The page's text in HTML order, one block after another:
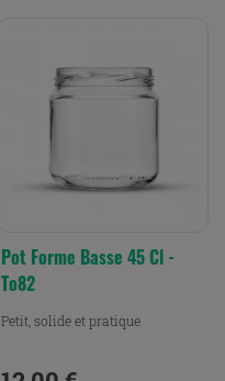
Pot Forme Basse 45 Cl -
To82
Petit, solide et pratique